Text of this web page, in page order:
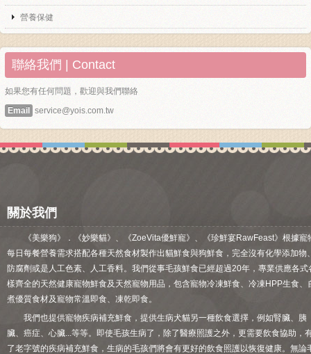
營養保健
聯絡我們 | Contact
如果您有任何問題，歡迎與我們聯絡
Email
service@yois.com.tw
關於我們
《美樂狗》．《妙樂貓》、《ZoeVita優鮮寵》、《珍鮮宴RawFeast》根據寵
每日每餐營養需求搭配各種天然食材製作出貓鮮食與狗鮮食，完全沒有化學添加物
防腐劑或是人工色素、人工香料。我們從事毛孩鮮食已經超過20年，專業供應各式
樣齊全的天然健康寵物鮮食及天然寵物用品，包含寵物冷凍鮮食、冷凍HPP生食、
煮優質食材及寵物常溫即食、凍乾即食。
我們也提供寵物疾病補充鮮食，提供生病犬貓另一種飲食選擇，例如腎臟、胰
臟、癌症、心臟...等等。即使毛孩生病了，除了醫療照護之外，更需要飲食協助，
了老字號的疾病補充鮮食，生病的毛孩們將會有更好的飲食照護以恢復健康。無論